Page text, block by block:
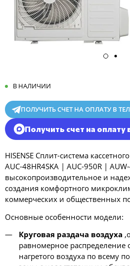
В НАЛИЧИИ
ПОЛУЧИТЬ СЧЕТ НА ОПЛАТУ В
Получить счет на оплату
HISENSE Сплит-система
AUC-48HR4SKA | AUC-950R |
высокопроизводительное и
создания комфортного
коммерческих и общественных
Основные особенности модели:
Круговая раздача воздуха
равномерное распределение
нагретого воздуха по всему